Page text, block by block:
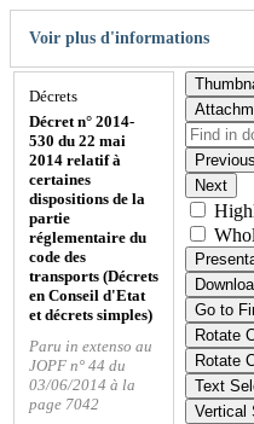
Voir plus d'informations
Décrets
Décret n° 2014-
530 du 22 mai
2014 relatif à
certaines
dispositions de la
partie
réglementaire du
code des
transports (Décrets
en Conseil d'Etat
et décrets simples)
Paru in extenso au
JOPF n° 44 du
03/06/2014 à la
page 7042
Previous
Next
Go to
Rotate
Rotate
Text
Vertical